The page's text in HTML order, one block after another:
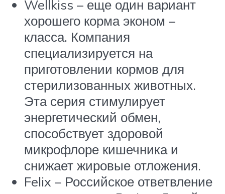
Wellkiss – еще один вариант
хорошего корма эконом –
класса. Компания
специализируется на
приготовлении кормов для
стерилизованных животных.
Эта серия стимулирует
энергетический обмен,
способствует здоровой
микрофлоре кишечника и
снижает жировые отложения.
Felix – Российское ответвление